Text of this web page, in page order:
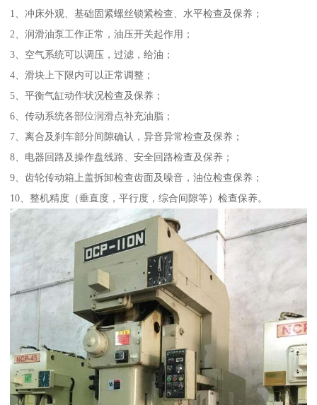
1、冲床外观、基础固紧螺丝锁紧检查、水平检查及保养；
2、润滑油泵工作正常，油压开关起作用；
3、空气系统可以调压，过滤，给油；
4、滑块上下限内可以正常调整；
5、平衡气缸动作状况检查及保养；
6、传动系统各部位润滑点补充油脂；
7、离合及刹车部分间隙确认，异音异常检查及保养；
8、电器回路及操作盘线路、安全回路检查及保养；
9、齿轮传动箱上盖拆卸检查齿面及噪音，油位检查保养；
10、整机精度（垂直度，平行度，综合间隙等）检查保养。